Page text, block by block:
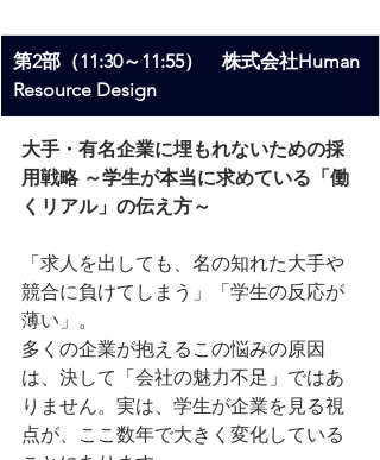
第2部（11:30～11:55）　株式会社Human
Resource Design
大手・有名企業に埋もれないための採
用戦略 ～学生が本当に求めている「働
くリアル」の伝え方～
「求人を出しても、名の知れた大手や
競合に負けてしまう」「学生の反応が
薄い」。
多くの企業が抱えるこの悩みの原因
は、決して「会社の魅力不足」ではあ
りません。実は、学生が企業を見る視
点が、ここ数年で大きく変化している